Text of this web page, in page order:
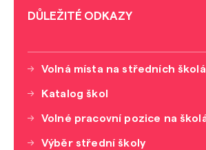
DŮLEŽITÉ ODKAZY
Volná místa na středních
Katalog škol
Volné pracovní pozice na
Výběr střední školy